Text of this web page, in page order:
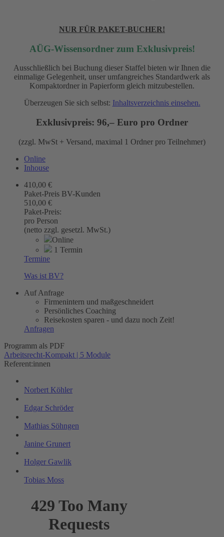
NUR FÜR PAKET-BUCHER!
AÜG-Wissensordner zum Exklusivpreis!
Ausschließlich bei Buchung dieser Staffel bieten wir Ihnen die
einmalige Gelegenheit, unser umfangreiches Standardwerk als
Kompaktordner in Papierform gleich mitzubestellen.
Überzeugen Sie sich selbst: Inhaltsverzeichnis einsehen.
Exklusivpreis: 96,– Euro pro Ordner
(zzgl. MwSt + Versand, maximal 1 Ordner pro Teilnehmer)
Online
Inhouse
410,00 €
Paket-Preis BV-Kunden
510,00 €
Paket-Preis:
pro Person
(netto zzgl. gesetzl. MwSt.)
Online
1 Termin
Termine
Was ist BV?
Auf Anfrage
Firmenintern und maßgeschneidert
Persönliches Coaching
Reisekosten sparen - und dazu noch Zeit!
Anfragen
Programm als PDF
Arbeitsrecht-Kompakt | 5 Module
Referent:innen
Norbert Köhler
Edgar Schröder
Mathias Söhngen
Janine Grunert
Holger Gawlik
Tobias Moss